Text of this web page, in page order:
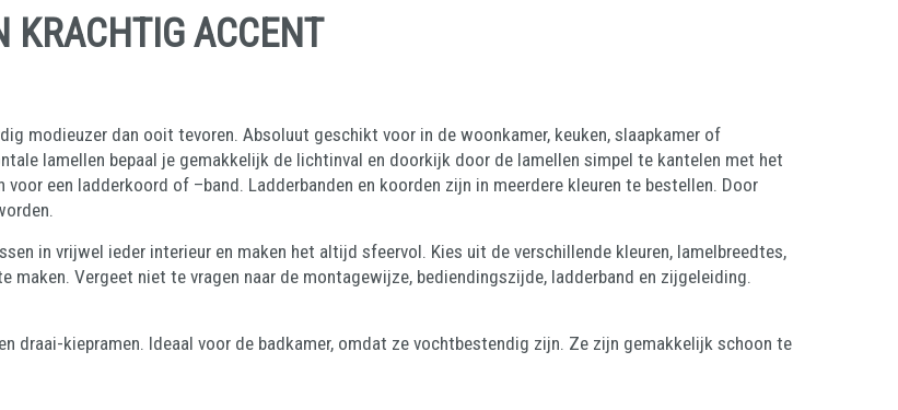
KRACHTIG ACCENT
modieuzer dan ooit tevoren. Absoluut geschikt voor in de woonkamer, keuken, slaapkamer of
lamellen bepaal je gemakkelijk de lichtinval en doorkijk door de lamellen simpel te kantelen met het
een ladderkoord of –band. Ladderbanden en koorden zijn in meerdere kleuren te bestellen. Door
in vrijwel ieder interieur en maken het altijd sfeervol. Kies uit de verschillende kleuren, lamelbreedtes,
Vergeet niet te vragen naar de montagewijze, bediendingszijde, ladderband en zijgeleiding.
draai-kiepramen. Ideaal voor de badkamer, omdat ze vochtbestendig zijn. Ze zijn gemakkelijk schoon te